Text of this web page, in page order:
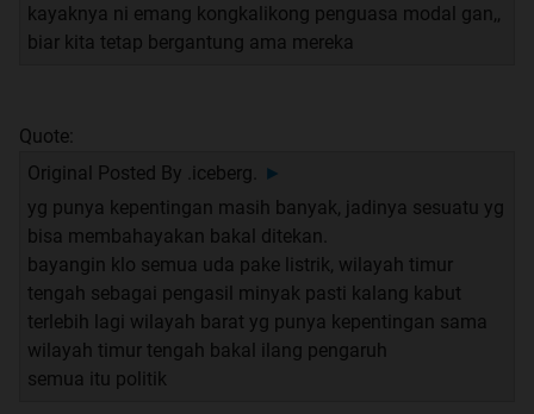
kayaknya ni emang kongkalikong penguasa modal gan,,
biar kita tetap bergantung ama mereka
Quote:
Original Posted By .iceberg.
►
yg punya kepentingan masih banyak, jadinya sesuatu yg
bisa membahayakan bakal ditekan.
bayangin klo semua uda pake listrik, wilayah timur
tengah sebagai pengasil minyak pasti kalang kabut
terlebih lagi wilayah barat yg punya kepentingan sama
wilayah timur tengah bakal ilang pengaruh
semua itu politik